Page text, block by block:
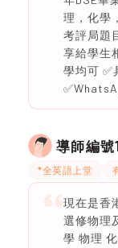
理，化學
考評局題
享給學生
學均可 ✅
導師編號
*全英語上堂
現在是香
選修物理
學 物理